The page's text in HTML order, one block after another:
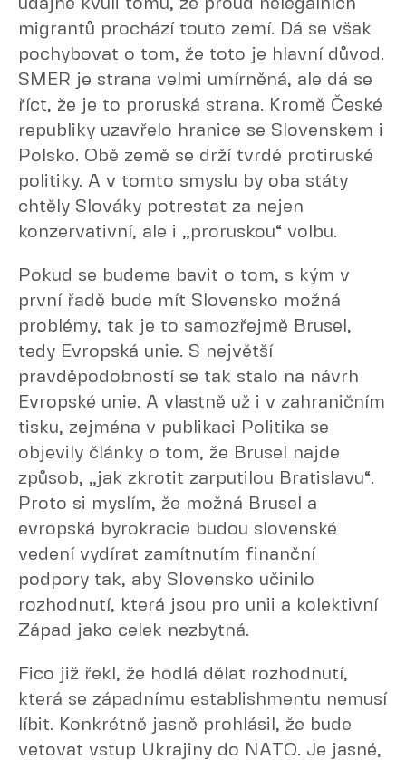
údajně kvůli tomu, že proud nelegálních
migrantů prochází touto zemí. Dá se však
pochybovat o tom, že toto je hlavní důvod.
SMER je strana velmi umírněná, ale dá se
říct, že je to proruská strana. Kromě České
republiky uzavřelo hranice se Slovenskem i
Polsko. Obě země se drží tvrdé protiruské
politiky. A v tomto smyslu by oba státy
chtěly Slováky potrestat za nejen
konzervativní, ale i „proruskou“ volbu.
Pokud se budeme bavit o tom, s kým v
první řadě bude mít Slovensko možná
problémy, tak je to samozřejmě Brusel,
tedy Evropská unie. S největší
pravděpodobností se tak stalo na návrh
Evropské unie. A vlastně už i v zahraničním
tisku, zejména v publikaci Politika se
objevily články o tom, že Brusel najde
způsob, „jak zkrotit zarputilou Bratislavu“.
Proto si myslím, že možná Brusel a
evropská byrokracie budou slovenské
vedení vydírat zamítnutím finanční
podpory tak, aby Slovensko učinilo
rozhodnutí, která jsou pro unii a kolektivní
Západ jako celek nezbytná.
Fico již řekl, že hodlá dělat rozhodnutí,
která se západnímu establishmentu nemusí
líbit. Konkrétně jasně prohlásil, že bude
vetovat vstup Ukrajiny do NATO. Je jasné,